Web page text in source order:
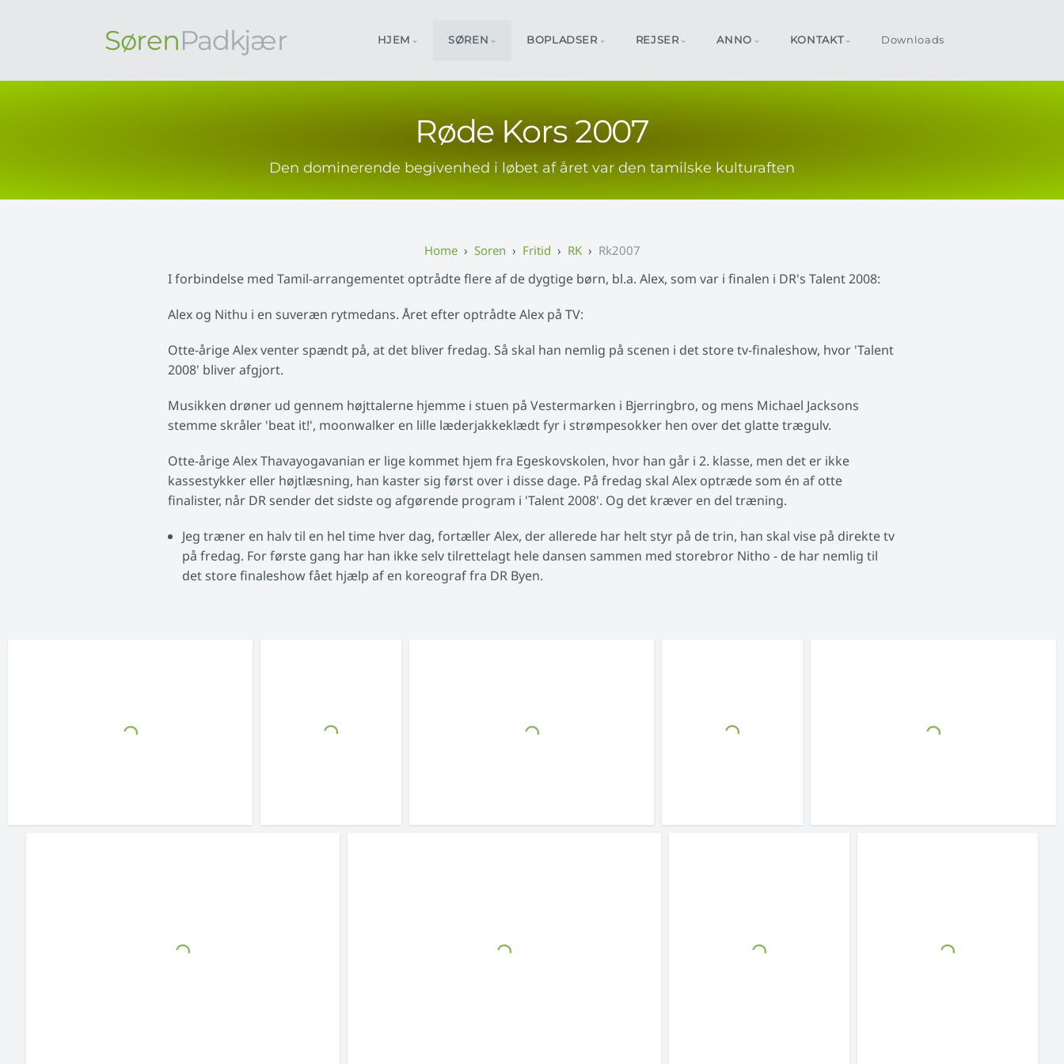
SørenPadkjær HJEM SØREN BOPLADSER REJSER ANNO KONTAKT Downloads
Røde Kors 2007
Den dominerende begivenhed i løbet af året var den tamilske kulturaften
Soren Fritid RK Rk2007
I forbindelse med Tamil-arrangementet optrådte flere af de dygtige børn, bl.a. Alex, som var i finalen i DR's Talent 2008:
Alex og Nithu i en suveræn rytmedans. Året efter optrådte Alex på TV:
Otte-årige Alex venter spændt på, at det bliver fredag. Så skal han nemlig på scenen i det store tv-finaleshow, hvor 'Talent
2008' bliver afgjort.
Musikken drøner ud gennem højttalerne hjemme i stuen på Vestermarken i Bjerringbro, og mens Michael Jacksons
stemme skråler 'beat it!', moonwalker en lille læderjakkeklædt fyr i strømpesokker hen over det glatte trægulv.
Otte-årige Alex Thavayogavanian er lige kommet hjem fra Egeskovskolen, hvor han går i 2. klasse, men det er ikke
kassestykker eller højtlæsning, han kaster sig først over i disse dage. På fredag skal Alex optræde som én af otte
finalister, når DR sender det sidste og afgørende program i 'Talent 2008'. Og det kræver en del træning.
Jeg træner en halv til en hel time hver dag, fortæller Alex, der allerede har helt styr på de trin, han skal vise på direkte tv
på fredag. For første gang har han ikke selv tilrettelagt hele dansen sammen med storebror Nitho - de har nemlig til
det store finaleshow fået hjælp af en koreograf fra DR Byen.